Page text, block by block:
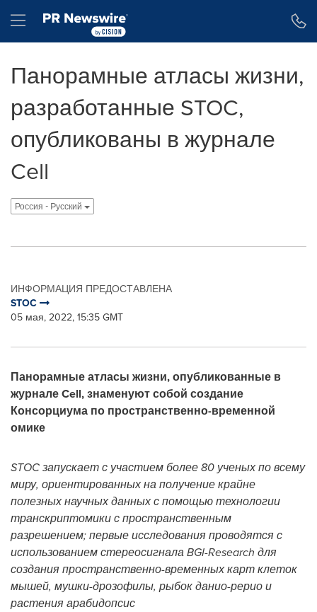
Hamburger menu
Панорамные атласы жизни,
разработанные STOC,
опубликованы в журнале
Cell
Россия - Pусский
ИНФОРМАЦИЯ ПРЕДОСТАВЛЕНА
STOC
05 мая, 2022, 15:35 GMT
Панорамные атласы жизни, опубликованные в
журнале Cell, знаменуют собой создание
Консорциума по пространственно-временной
омике
STOC запускает с участием более 80 ученых по всему
миру, ориентированных на получение крайне
полезных научных данных с помощью технологии
транскриптомики с пространственным
разрешением; первые исследования проводятся с
использованием стереосигнала BGI-Research для
создания пространственно-временных карт клеток
мышей, мушки-дрозофилы, рыбок данио-рерио и
растения арабидопсис